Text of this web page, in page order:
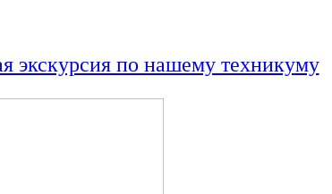
экскурсия по нашему техникуму